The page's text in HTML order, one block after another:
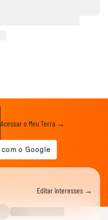
Acessar o Meu Terra →
Editar interesses →